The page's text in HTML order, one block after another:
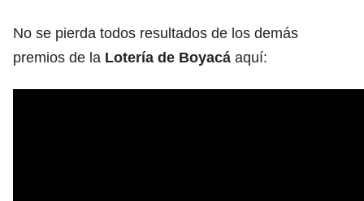
No se pierda todos resultados de los demás
premios de la Lotería de Boyacá aquí: